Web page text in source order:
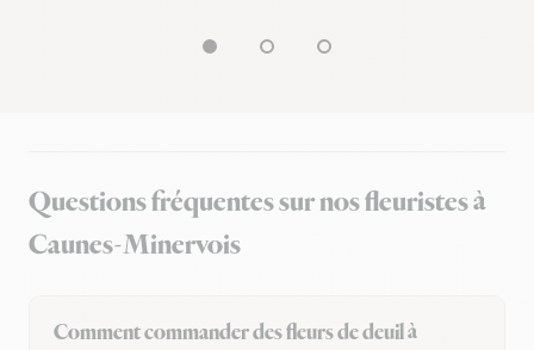
Questions fréquentes sur nos fleuristes à
Caunes-Minervois
Comment commander des fleurs de deuil à